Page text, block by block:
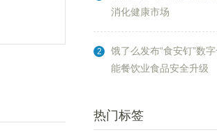
消化健康市场
2
饿了么发布“食安钉”数
能餐饮业食品安全升级
热门标签